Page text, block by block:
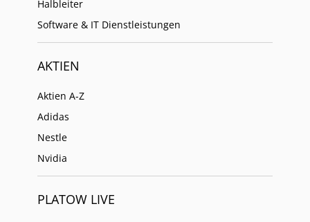
Halbleiter
Software & IT Dienstleistungen
AKTIEN
Aktien A-Z
Adidas
Nestle
Nvidia
PLATOW LIVE